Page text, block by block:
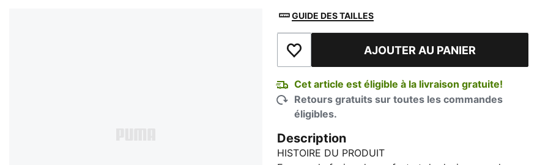
GUIDE DES TAILLES
Ajouter à la liste de souhaits
AJOUTER AU PANIER
Cet article est éligible à la livraison gratuite!
Retours gratuits sur toutes les commandes
éligibles.
Description
HISTOIRE DU PRODUIT